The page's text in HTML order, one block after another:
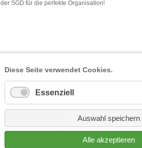
SGD für die perfekte Organisation!
Diese Seite verwendet Cookies.
Essenziell
Auswahl speichern
Alle akzeptieren